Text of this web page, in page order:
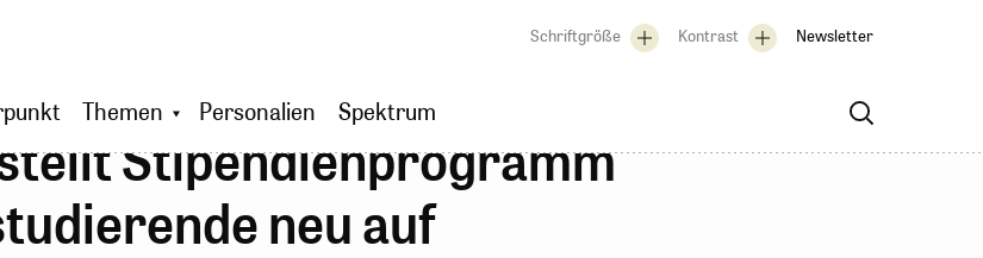
Schriftgröße Kontrast Newsletter
Themen Personalien Spektrum
Stipendienprogramm
neu auf